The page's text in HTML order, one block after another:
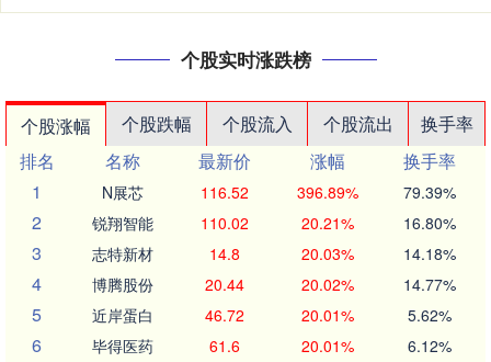
个股实时涨跌榜
个股涨幅 个股跌幅 个股流入 个股流出
换手率
排名
名称 最新价 涨幅
换手率
1
N展芯 116.52 396.89% 79.39%
2 锐翔智能 110.02 20.21% 16.80%
3 志特新材 14.8 20.03% 14.18%
4 博腾股份 20.44 20.02% 14.77%
5 近岸蛋白 46.72 20.01% 5.62%
6 毕得医药 61.6 20.01% 6.12%